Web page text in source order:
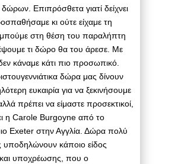
Επιπρόσθετα γιατί δείχνει
κι ούτε είχαμε τη
στη θέση του παραλήπτη
τι δώρο θα του άρεσε. Με
κάναμε κάτι πιο προσωπικό.
δώρα μας δίνουν
ευκαιρία για να ξεκινήσουμε
πρέπει να είμαστε προσεκτικοί,
η Carole Burgoyne από το
Exeter στην Αγγλία. Δώρα πολύ
υποδηλώνουν κάποιο είδος
υποχρέωσης, που ο